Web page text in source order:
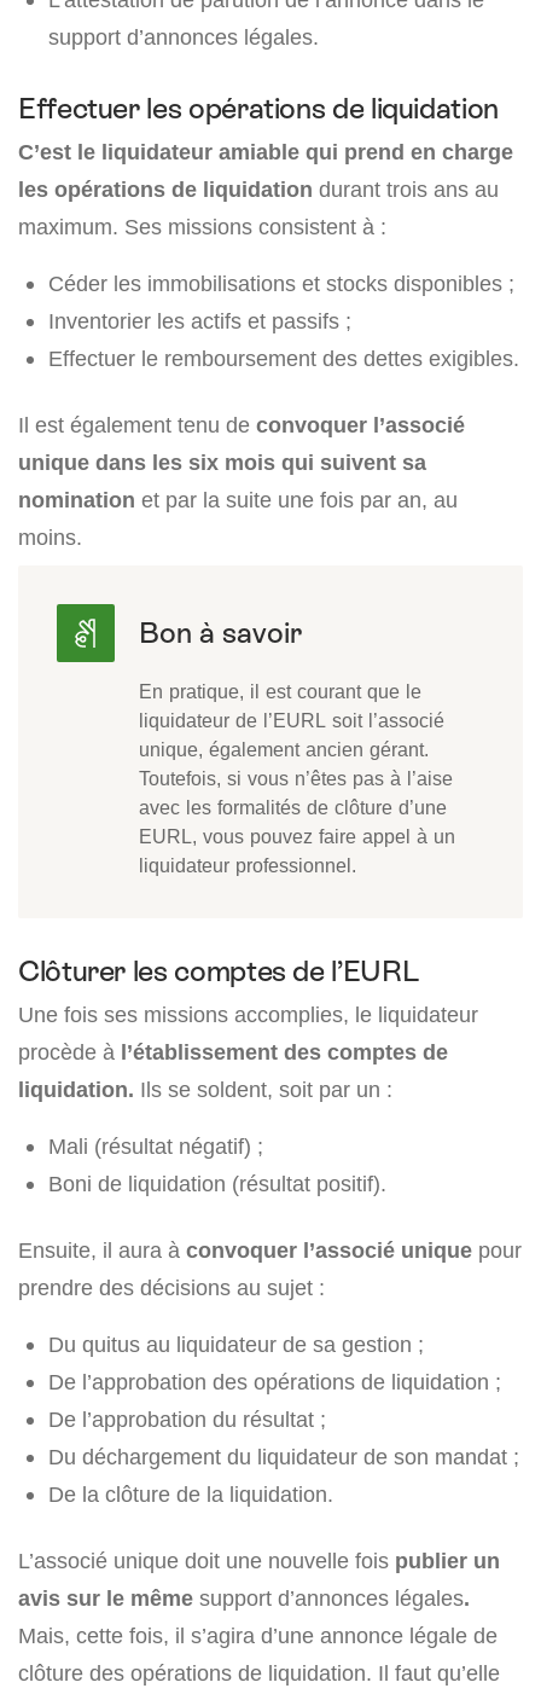
support d’annonces légales.
Effectuer les opérations de liquidation
C’est le liquidateur amiable qui prend en charge
les opérations de liquidation durant trois ans au
maximum. Ses missions consistent à :
Céder les immobilisations et stocks disponibles ;
Inventorier les actifs et passifs ;
Effectuer le remboursement des dettes exigibles.
Il est également tenu de convoquer l’associé
unique dans les six mois qui suivent sa
nomination et par la suite une fois par an, au
moins.
En pratique, il est courant que le
liquidateur de l’EURL soit l’associé
unique, également ancien gérant.
Toutefois, si vous n’êtes pas à l’aise
avec les formalités de clôture d’une
EURL, vous pouvez faire appel à un
liquidateur professionnel.
Clôturer les comptes de l’EURL
Une fois ses missions accomplies, le liquidateur
procède à l’établissement des comptes de
liquidation. Ils se soldent, soit par un :
Mali (résultat négatif) ;
Boni de liquidation (résultat positif).
Ensuite, il aura à convoquer l’associé unique pour
prendre des décisions au sujet :
Du quitus au liquidateur de sa gestion ;
De l’approbation des opérations de liquidation ;
De l’approbation du résultat ;
Du déchargement du liquidateur de son mandat ;
De la clôture de la liquidation.
L’associé unique doit une nouvelle fois publier un
avis sur le même support d’annonces légales.
Mais, cette fois, il s’agira d’une annonce légale de
clôture des opérations de liquidation. Il faut qu’elle